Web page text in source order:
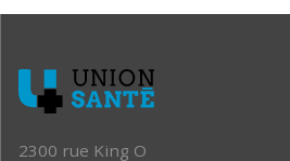
2300 rue King O